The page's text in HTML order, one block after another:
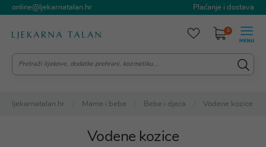
online@ljekarnatalan.hr Plaćanje i dostava
0
ljekarnatalan.hr Mame i bebe Bebe i djeca Vodene kozice
Vodene kozice